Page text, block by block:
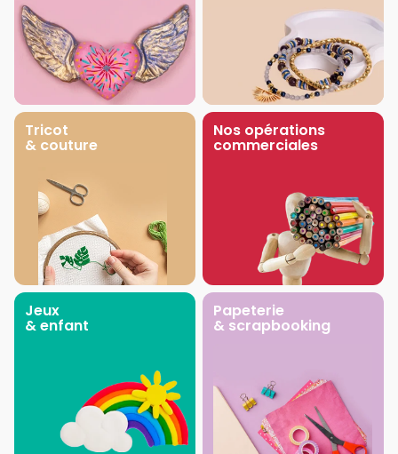
Tricot
& couture
Nos opérations
commerciales
Jeux
& enfant
Papeterie
& scrapbooking